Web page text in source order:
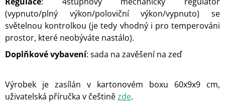
(vypnuto/plný výkon/poloviční výkon/vypnuto) se
světelnou kontrolkou (je tedy vhodný i pro temperováni
prostor, které neobýváte nastálo).
Doplňkové vybavení: sada na zavěšení na zeď
Výrobek je zasílán v kartonovém boxu 60x9x9 cm,
uživatelská příručka v češtinězde.